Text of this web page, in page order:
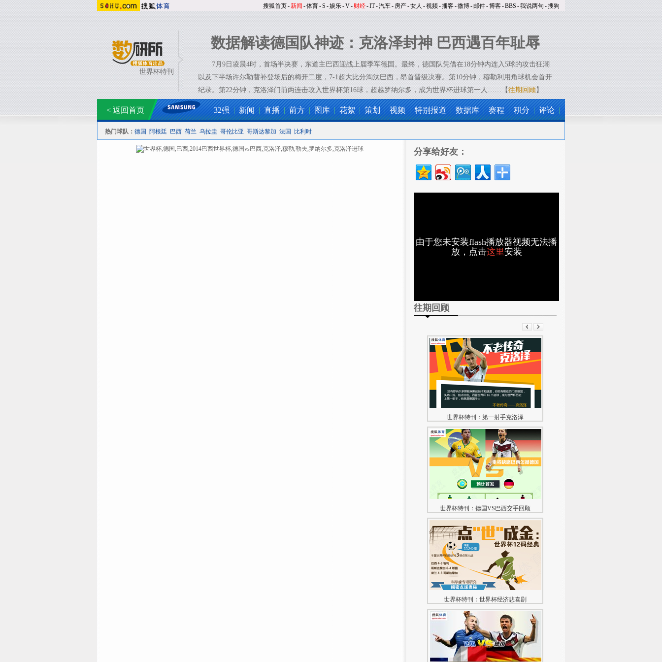
搜狐首页-新闻 -体育-S -娱乐-V- 财经-IT-汽车- 房产-女人 -视频-播客-微博-邮件-博客-BBS -我说两句 -搜狗
世界杯特刊
数据解读德国队神迹：克洛泽封神 巴西遇百年耻辱
7月9日凌晨4时，首场半决赛，东道主巴西迎战上届季军德国。最终，德国队凭借在18分钟内连入5球的攻击狂潮
以及下半场许尔勒替补登场后的梅开二度，7-1超大比分淘汰巴西，昂首晋级决赛。第10分钟，穆勒利用角球机会首开
纪录。第22分钟，克洛泽门前两连击攻入世界杯第16球，超越罗纳尔多，成为世界杯进球第一人……【往期回顾】
< 返回首页 32强 | 新闻 | 直播 | 前方 | 图库 | 花絮 | 策划 | 视频 | 特别报道 | 数据库 | 赛程 | 积分 | 评论 |
热门球队： 德国 阿根廷 巴西 荷兰 乌拉圭 哥伦比亚 哥斯达黎加 法国 比利时
分享给好友：
由于您未安装flash播放器视频无法播
放，点击这里安装
往期回顾
世界杯特刊：第一射手克洛泽
世界杯特刊：德国VS巴西交手回顾
世界杯特刊：世界杯经济悲喜剧